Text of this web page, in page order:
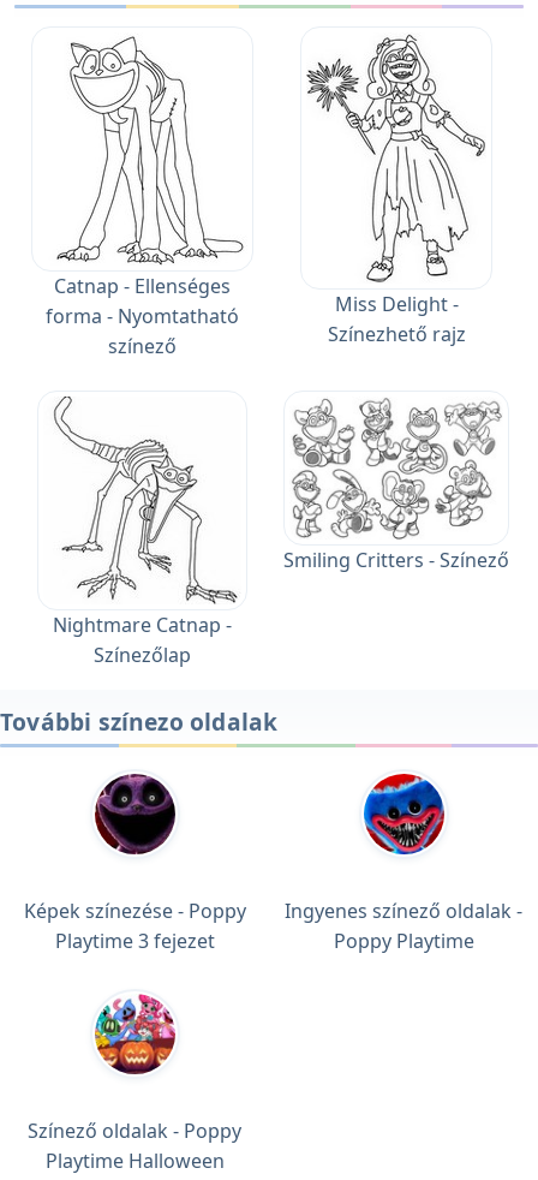
Catnap - Ellenséges
forma - Nyomtatható
színező
Miss Delight -
Színezhető rajz
Nightmare Catnap -
Színezőlap
Smiling Critters - Színező
További színezo oldalak
Képek színezése - Poppy
Playtime 3 fejezet
Ingyenes színező oldalak -
Poppy Playtime
Színező oldalak - Poppy
Playtime Halloween